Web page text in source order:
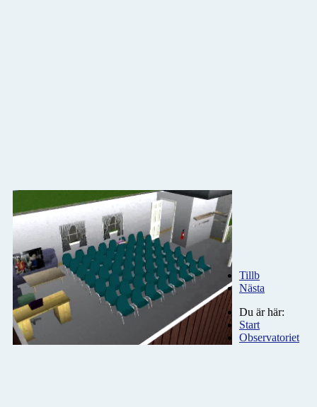
Tillb
Nästa
Du är här:
Start
Observatoriet